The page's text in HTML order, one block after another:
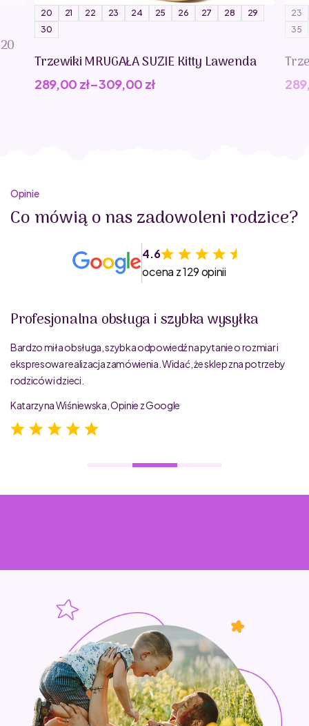
20 21 22 23 24 25 26 27 28
29
30
Trzewiki MRUGAŁA SUZIE Kitty Lawenda
289,00 zł–309,00 zł
23
35
Opinie
Co mówią o nas zadowoleni rodzice?
4.6
ocena z 129 opinii
Profesjonalna obsługa i szybka wysyłka
Bardzo miła obsługa, szybka odpowiedź na pytanie o rozmiar i
ekspresowa realizacja zamówienia. Widać, że sklep zna potrzeby
rodziców i dzieci.
Katarzyna Wiśniewska, Opinie z Google